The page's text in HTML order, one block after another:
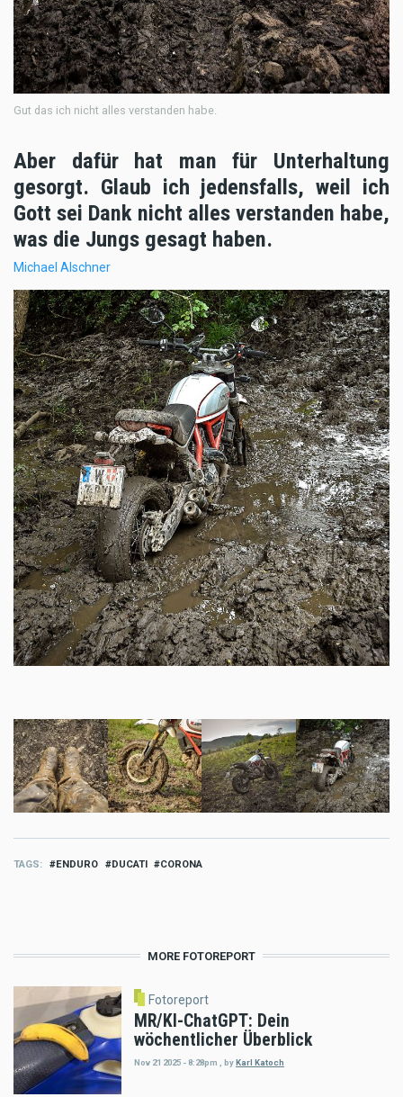
Gut das ich nicht alles verstanden habe.
Aber dafür hat man für Unterhaltung
gesorgt. Glaub ich jedensfalls, weil ich
Gott sei Dank nicht alles verstanden habe,
was die Jungs gesagt haben.
Michael Alschner
TAGS ENDURO DUCATI CORONA
MORE FOTOREPORT
Fotoreport
MR/KI-ChatGPT: Dein
wöchentlicher Überblick
Nov 21 2025 - 8:28pm byKarl Katoch